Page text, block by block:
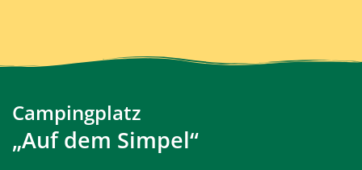
Campingplatz
„Auf dem Simpel“